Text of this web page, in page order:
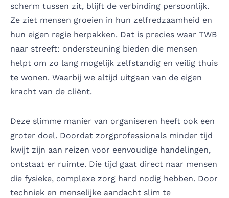
scherm tussen zit, blijft de verbinding persoonlijk.
Ze ziet mensen groeien in hun zelfredzaamheid en
hun eigen regie herpakken. Dat is precies waar TWB
naar streeft: ondersteuning bieden die mensen
helpt om zo lang mogelijk zelfstandig en veilig thuis
te wonen. Waarbij we altijd uitgaan van de eigen
kracht van de cliënt.
Deze slimme manier van organiseren heeft ook een
groter doel. Doordat zorgprofessionals minder tijd
kwijt zijn aan reizen voor eenvoudige handelingen,
ontstaat er ruimte. Die tijd gaat direct naar mensen
die fysieke, complexe zorg hard nodig hebben. Door
techniek en menselijke aandacht slim te